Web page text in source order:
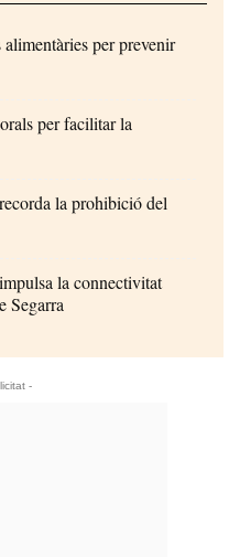
per prevenir
per facilitar la
la prohibició del
la connectivitat
Segarra
-